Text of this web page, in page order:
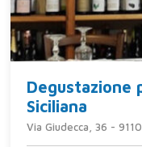
Degustazione
Siciliana
Via Giudecca, 36 -